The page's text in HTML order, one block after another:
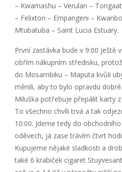
– Kwamashu – Verulan –
– Felixton – Empangeni –
Mtubatuba – Saint Lucia Estuary.
První zastávka bude v 9:00 ještě
obřím nákupním středisku,
do Mosambiku – Maputa kvůli
měnili, aby to bylo opravdu
Miluška potřebuje přepálit karty
To všechno chvíli trvá a tak
10:00. Jdeme tedy do
oděvech, já zase trávím čtvrt
Kupujeme nějaké sladkosti a
také 6 krabiček cigaret